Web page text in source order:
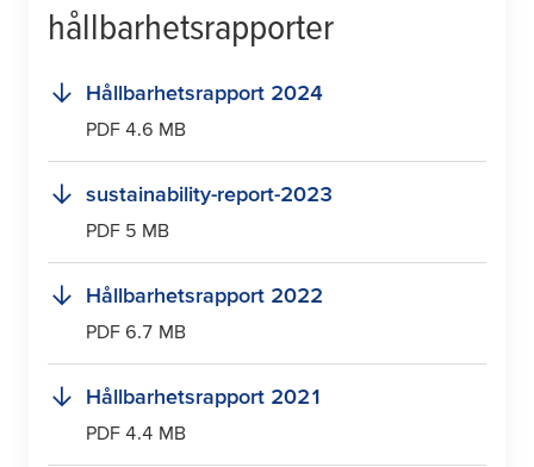
hållbarhetsrapporter
Hållbarhetsrapport 2024
PDF 4.6 MB
sustainability-report-2023
PDF 5 MB
Hållbarhetsrapport 2022
PDF 6.7 MB
Hållbarhetsrapport 2021
PDF 4.4 MB